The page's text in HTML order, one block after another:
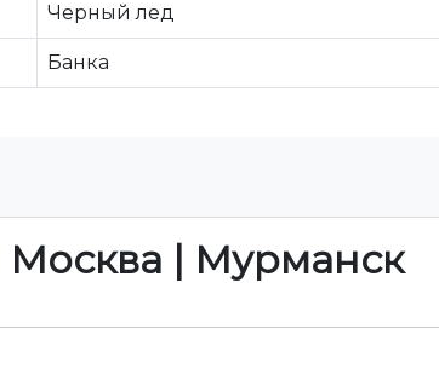
Черный лед
Банка
Москва | Мурманск